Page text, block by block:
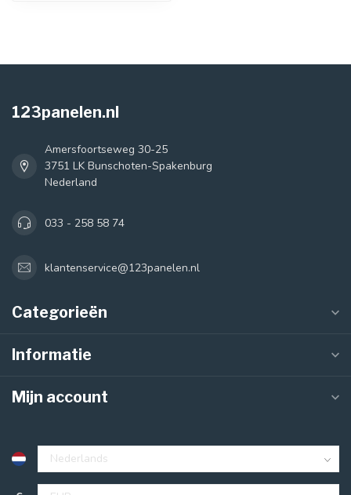
123panelen.nl
Amersfoortseweg 30-25
3751 LK Bunschoten-Spakenburg
Nederland
033 - 258 58 74
klantenservice@123panelen.nl
Categorieën
Informatie
Mijn account